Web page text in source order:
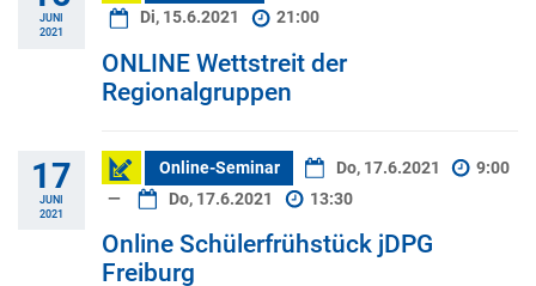
JUNI
2021
Di, 15.6.2021
21:00
ONLINE Wettstreit der
Regionalgruppen
17
JUNI
2021
Online-Seminar Do, 17.6.2021
9:00
—
Do, 17.6.2021 13:30
Online Schülerfrühstück jDPG
Freiburg